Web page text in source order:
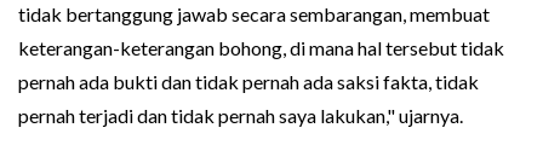
tidak bertanggung jawab secara sembarangan, membuat
keterangan-keterangan bohong, di mana hal tersebut tidak
pernah ada bukti dan tidak pernah ada saksi fakta, tidak
pernah terjadi dan tidak pernah saya lakukan," ujarnya.